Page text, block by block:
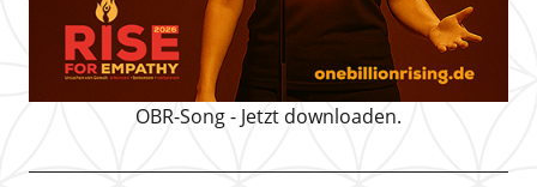
OBR-Song - Jetzt downloaden.